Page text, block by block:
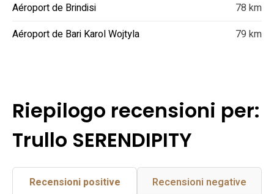
Aéroport de Brindisi
78 km
Aéroport de Bari Karol Wojtyla
79 km
Riepilogo recensioni per:
Trullo SERENDIPITY
Recensioni positive Recensioni negative